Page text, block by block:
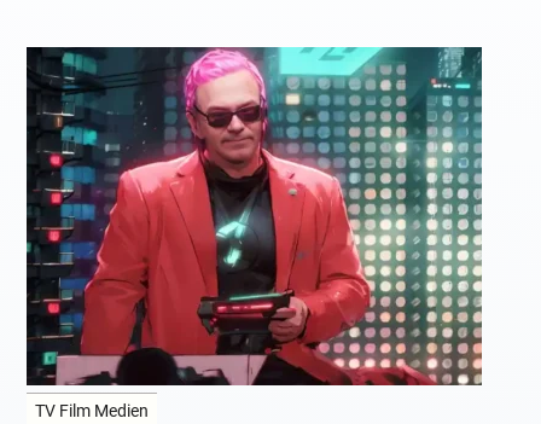
TV Film Medien